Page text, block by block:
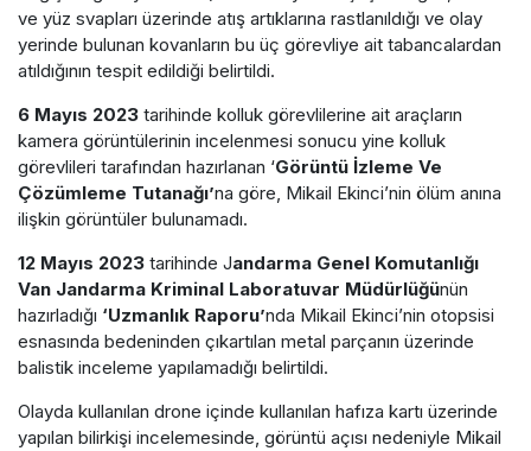
ve yüz svapları üzerinde atış artıklarına rastlanıldığı ve olay
yerinde bulunan kovanların bu üç görevliye ait tabancalardan
atıldığının tespit edildiği belirtildi.
6 Mayıs 2023 tarihinde kolluk görevlilerine ait araçların
kamera görüntülerinin incelenmesi sonucu yine kolluk
görevlileri tarafından hazırlanan ‘Görüntü İzleme Ve
Çözümleme Tutanağı’na göre, Mikail Ekinci’nin ölüm anına
ilişkin görüntüler bulunamadı.
12 Mayıs 2023 tarihinde Jandarma Genel Komutanlığı
Van Jandarma Kriminal Laboratuvar Müdürlüğünün
hazırladığı ‘Uzmanlık Raporu’nda Mikail Ekinci’nin otopsisi
esnasında bedeninden çıkartılan metal parçanın üzerinde
balistik inceleme yapılamadığı belirtildi.
Olayda kullanılan drone içinde kullanılan hafıza kartı üzerinde
yapılan bilirkişi incelemesinde, görüntü açısı nedeniyle Mikail